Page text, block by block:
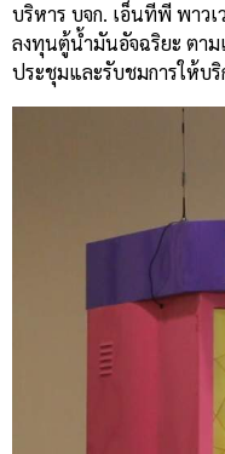
บริหาร บจก. เอ็นทีพี พาว
ลงทุนตู้น้ำมันอัจฉริยะ ตาม
ประชุมและรับชมการให้บ